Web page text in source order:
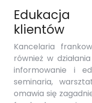
Edukacja
klientów
Kancelaria
również w
informowanie i
seminaria,
omawia się